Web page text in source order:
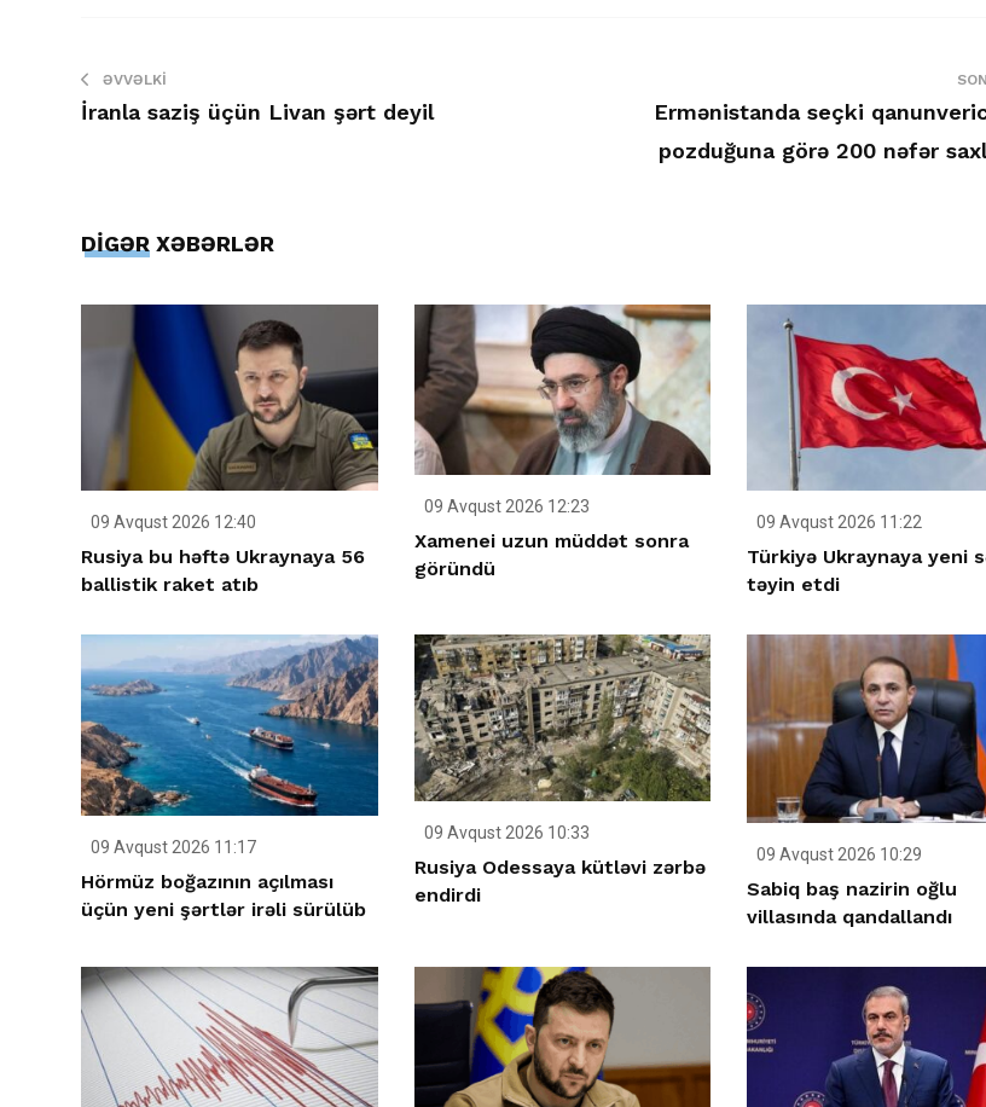
ƏVVƏLKI
İranla saziş üçün Livan şərt deyil
Ermənistanda seçki
pozduğuna görə 200 nəfər
DİGƏR XƏBƏRLƏR
09 Avqust 2026 12:40
Rusiya bu həftə Ukraynaya 56
ballistik raket atıb
09 Avqust 2026 12:23
Xamenei uzun müddət sonra
göründü
09 Avqust 2026 11:22
Türkiyə Ukraynaya yeni
təyin etdi
09 Avqust 2026 11:17
Hörmüz boğazının açılması
üçün yeni şərtlər irəli sürülüb
09 Avqust 2026 10:33
Rusiya Odessaya kütləvi zərbə
endirdi
09 Avqust 2026 10:29
Sabiq baş nazirin oğlu
villasında qandallandı